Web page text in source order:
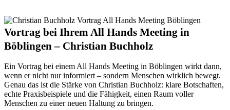
Vortrag bei Ihrem All Hands Meeting in
Böblingen – Christian Buchholz
Ein Vortrag bei einem All Hands Meeting in Böblingen wirkt dann,
wenn er nicht nur informiert – sondern Menschen wirklich bewegt.
Genau das ist die Stärke von Christian Buchholz: klare Botschaften,
echte Praxisbeispiele und die Fähigkeit, einen Raum voller
Menschen zu einer neuen Haltung zu bringen.